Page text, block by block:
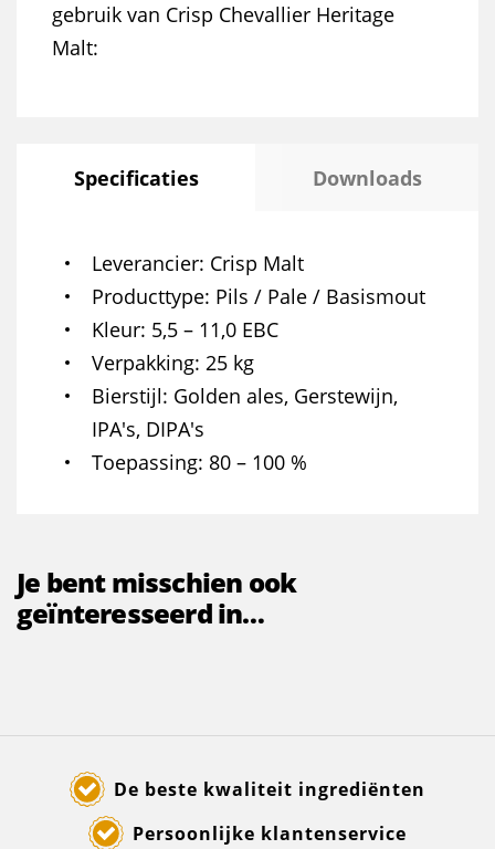
gebruik van Crisp Chevallier Heritage
Malt:
Specificaties Downloads
Leverancier Crisp Malt
Producttype Pils / Pale / Basismout
Kleur 5,5 – 11,0 EBC
Verpakking 25 kg
Bierstijl Golden ales, Gerstewijn,
IPA's, DIPA's
Toepassing 80 – 100 %
Je bent misschien ook
geïnteresseerd in…
De beste kwaliteit ingrediënten
Persoonlijke klantenservice